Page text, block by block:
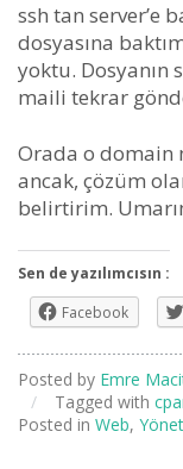
ssh tan server’e
dosyasına
yoktu.
maili tekrar
Orada o domain
ancak, çözüm
belirtirim.
Sen de yazılımcısın :
Facebook
Posted by Emre
/
Tagged with
Posted in Web,